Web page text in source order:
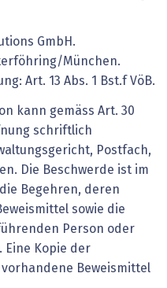
GmbH.
München.
Art. 13 Abs. 1 Bst.f VöB.
kann gemäss Art. 30
schriftlich
Postfach,
Die Beschwerde ist im
Begehren, deren
sowie die
Person oder
Kopie der
Beweismittel